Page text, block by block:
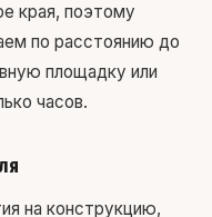
края, поэтому
по расстоянию до
площадку или
часов.
на конструкцию,